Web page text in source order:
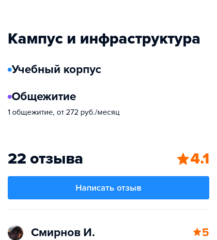
Кампус и инфраструктура
Учебный корпус
Общежитие
1 общежитие, от 272 руб./месяц
22 отзыва 4.1
Написать отзыв
Смирнов И. 5